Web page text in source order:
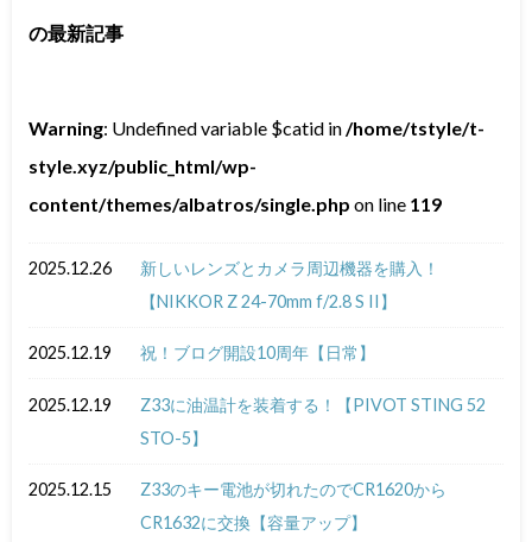
の最新記事
Warning: Undefined variable $catid in /home/tstyle/t-
style.xyz/public_html/wp-
content/themes/albatros/single.php on line 119
2025.12.26
新しいレンズとカメラ周辺機器を購入！
【NIKKOR Z 24-70mm f/2.8 S II】
2025.12.19 祝！ブログ開設10周年【日常】
2025.12.19
Z33に油温計を装着する！【PIVOT STING 52
STO-5】
2025.12.15
Z33のキー電池が切れたのでCR1620から
CR1632に交換【容量アップ】